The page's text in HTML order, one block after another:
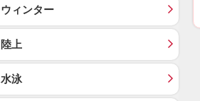
ウィンター
陸上
水泳